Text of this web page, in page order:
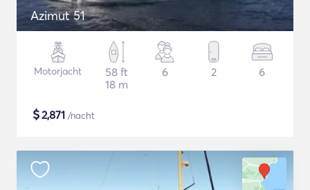
Azimut 51
Motorjacht
58 ft
18 m
6 2 6
$2,871 /nacht